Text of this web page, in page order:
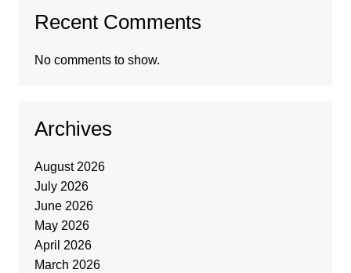
Recent Comments
No comments to show.
Archives
August 2026
July 2026
June 2026
May 2026
April 2026
March 2026